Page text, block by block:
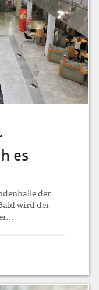
es
der
wird der